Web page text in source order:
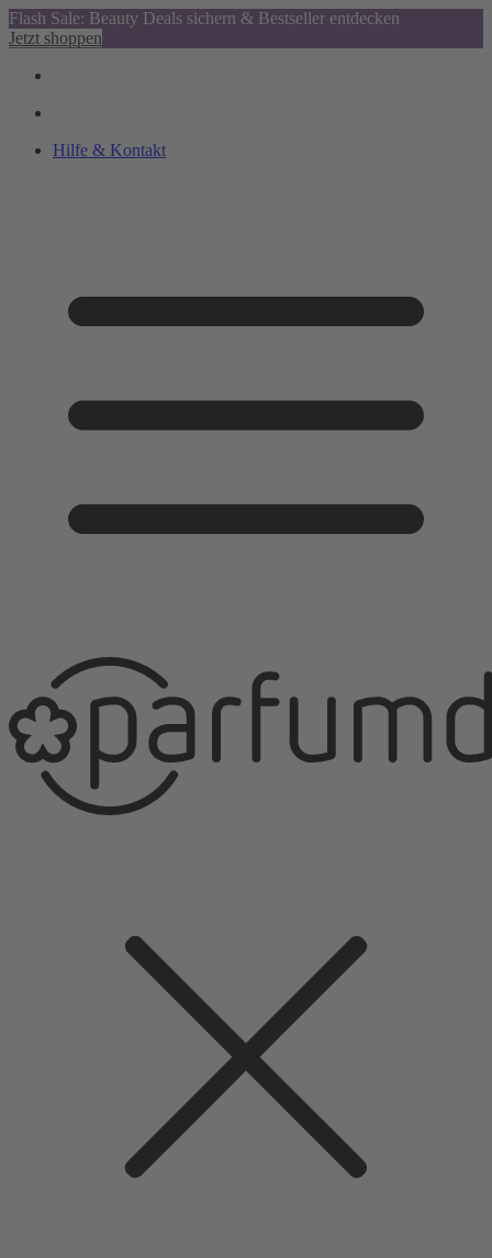
Flash Sale: Beauty Deals sichern & Bestseller entdecken
Jetzt shoppen
Hilfe & Kontakt